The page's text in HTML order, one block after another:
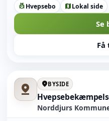
pest_controlHvepsebo mapLokal side
Se
Få
pin_drop location_onBYSIDE
Norddjurs